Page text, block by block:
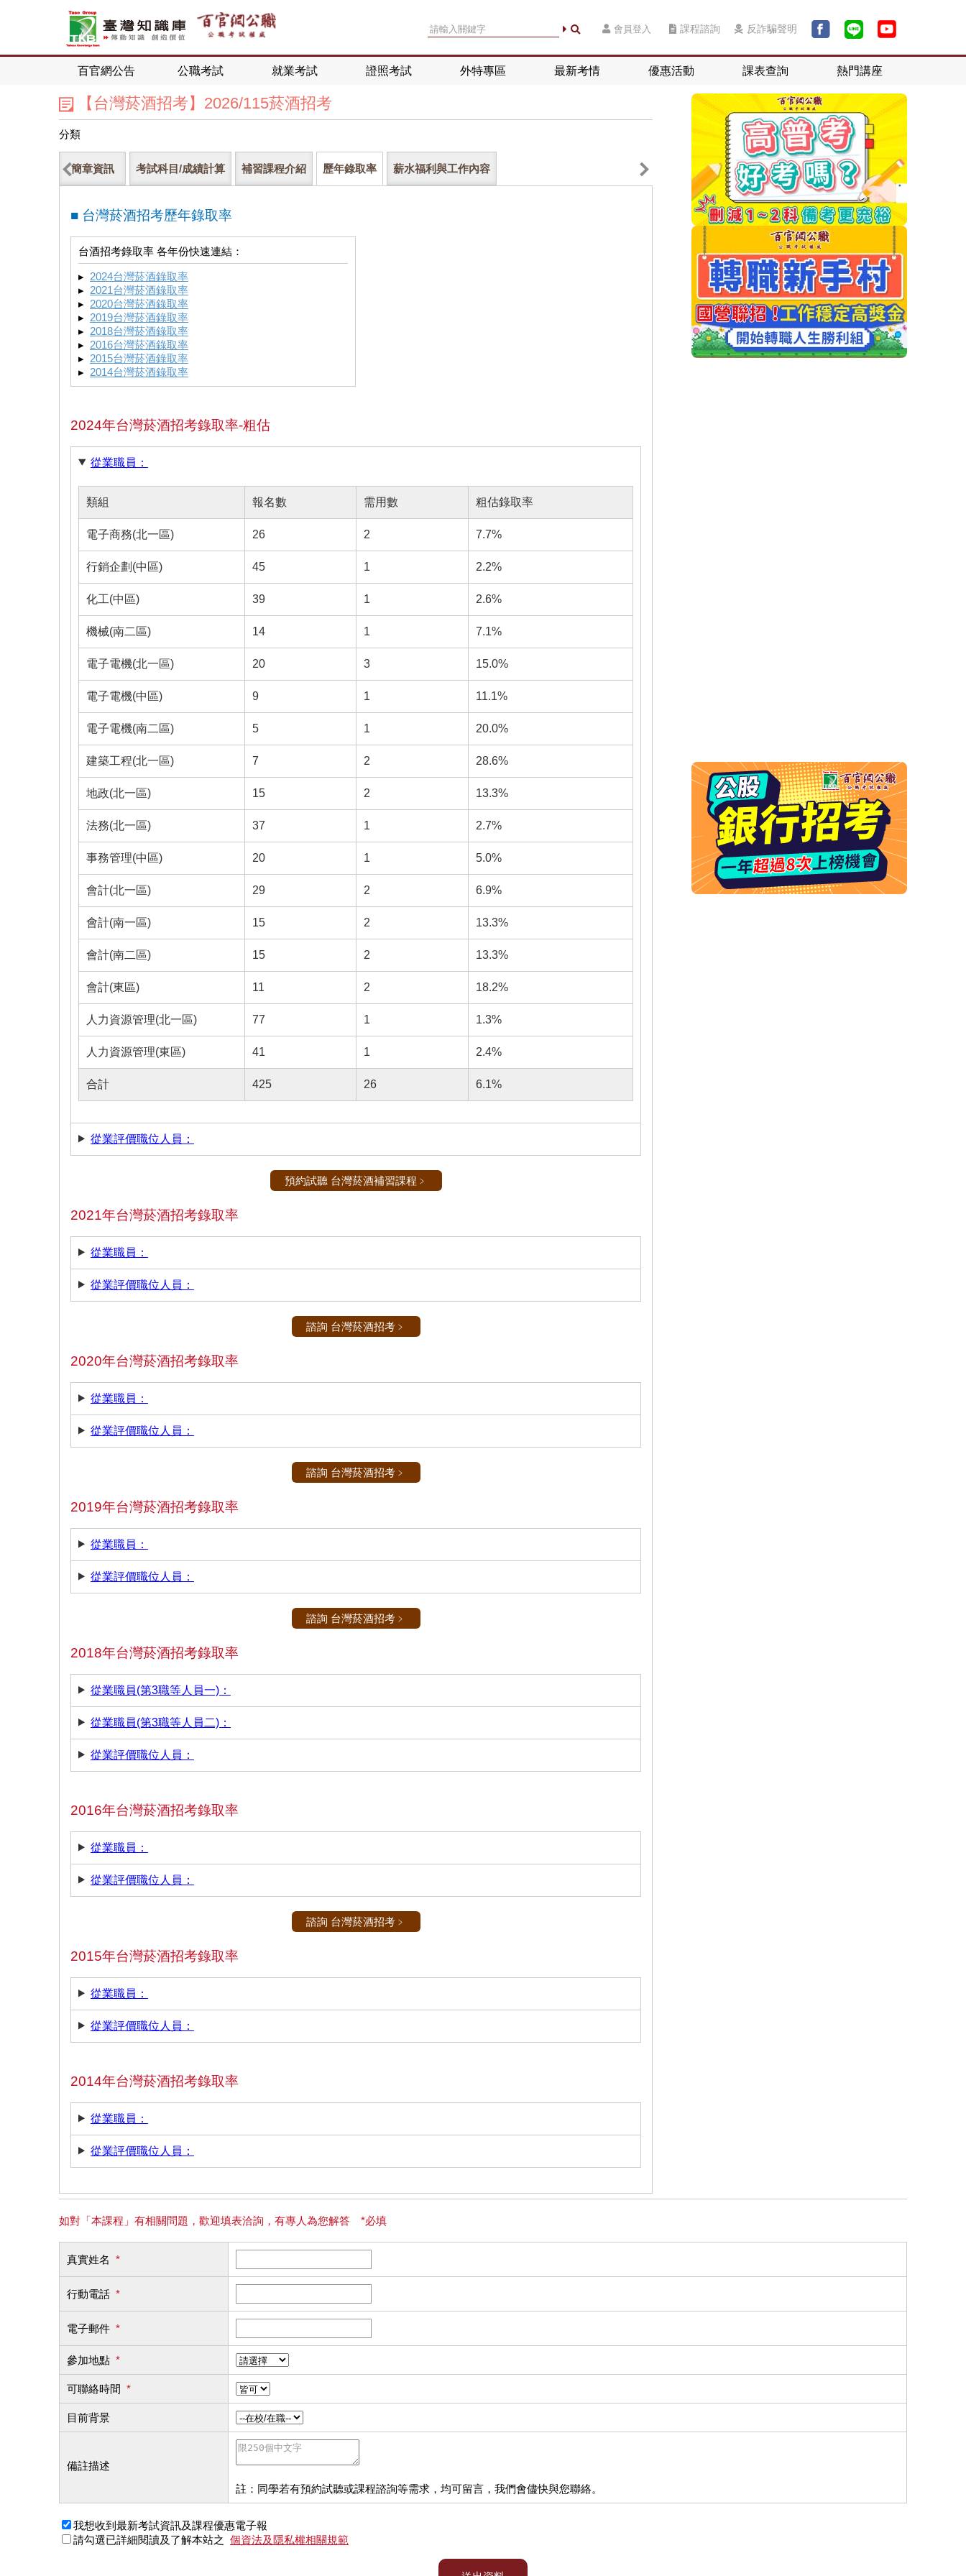
會員登入 課程諮詢 反詐騙聲明
百官網公告 公職考試 就業考試 證照考試 外特專區 最新考情 優惠活動 課表查詢 熱門講座
【台灣菸酒招考】2026/115菸酒招考
分類
簡章資訊 考試科目/成績計算 補習課程介紹 歷年錄取率 薪水福利與工作內容
■ 台灣菸酒招考歷年錄取率
台酒招考錄取率 各年份快速連結：
▸ 2024台灣菸酒錄取率
▸ 2021台灣菸酒錄取率
▸ 2020台灣菸酒錄取率
▸ 2019台灣菸酒錄取率
▸ 2018台灣菸酒錄取率
▸ 2016台灣菸酒錄取率
▸ 2015台灣菸酒錄取率
▸ 2014台灣菸酒錄取率
2024年台灣菸酒招考錄取率-粗估
從業職員：
類組 報名數 需用數 粗估錄取率
電子商務(北一區) 26 2 7.7%
行銷企劃(中區) 45 1 2.2%
化工(中區) 39 1 2.6%
機械(南二區) 14 1 7.1%
電子電機(北一區) 20 3 15.0%
電子電機(中區) 9 1 11.1%
電子電機(南二區) 5 1 20.0%
建築工程(北一區) 7 2 28.6%
地政(北一區) 15 2 13.3%
法務(北一區) 37 1 2.7%
事務管理(中區) 20 1 5.0%
會計(北一區) 29 2 6.9%
會計(南一區) 15 2 13.3%
會計(南二區) 15 2 13.3%
會計(東區) 11 2 18.2%
人力資源管理(北一區) 77 1 1.3%
人力資源管理(東區) 41 1 2.4%
合計 425 26 6.1%
從業評價職位人員：
預約試聽 台灣菸酒補習課程﹥
2021年台灣菸酒招考錄取率
從業職員：
從業評價職位人員：
諮詢 台灣菸酒招考﹥
2020年台灣菸酒招考錄取率
從業職員：
從業評價職位人員：
諮詢 台灣菸酒招考﹥
2019年台灣菸酒招考錄取率
從業職員：
從業評價職位人員：
諮詢 台灣菸酒招考﹥
2018年台灣菸酒招考錄取率
從業職員(第3職等人員一)：
從業職員(第3職等人員二)：
從業評價職位人員：
2016年台灣菸酒招考錄取率
從業職員：
從業評價職位人員：
諮詢 台灣菸酒招考﹥
2015年台灣菸酒招考錄取率
從業職員：
從業評價職位人員：
2014年台灣菸酒招考錄取率
從業職員：
從業評價職位人員：
如對「本課程」有相關問題，歡迎填表洽詢，有專人為您解答 *必填
真實姓名 *
行動電話 *
電子郵件 *
參加地點 *
可聯絡時間 *
目前背景
備註描述
註：同學若有預約試聽或課程諮詢等需求，均可留言，我們會儘快與您聯絡。
我想收到最新考試資訊及課程優惠電子報
請勾選已詳細閱讀及了解本站之 個資法及隱私權相關規範